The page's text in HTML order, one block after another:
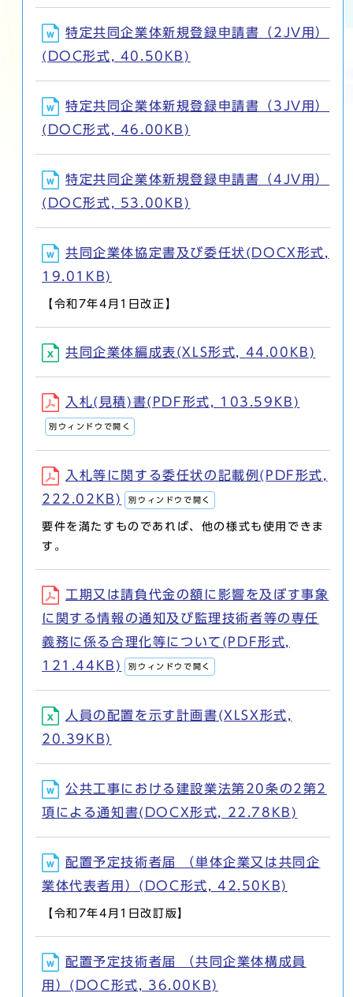
特定共同企業体新規登録申請書（2JV用）
(DOC形式, 40.50KB)
特定共同企業体新規登録申請書（3JV用）
(DOC形式, 46.00KB)
特定共同企業体新規登録申請書（4JV用）
(DOC形式, 53.00KB)
共同企業体協定書及び委任状(DOCX形式,
19.01KB)
【令和7年4月1日改正】
共同企業体編成表(XLS形式, 44.00KB)
入札(見積)書(PDF形式, 103.59KB)
別ウィンドウで開く
入札等に関する委任状の記載例(PDF形式,
222.02KB)
別ウィンドウで開く
要件を満たすものであれば、他の様式も使用できま
す。
工期又は請負代金の額に影響を及ぼす事象
に関する情報の通知及び監理技術者等の専任
義務に係る合理化等について(PDF形式,
121.44KB)
別ウィンドウで開く
人員の配置を示す計画書(XLSX形式,
20.39KB)
公共工事における建設業法第20条の2第2
項による通知書(DOCX形式, 22.78KB)
配置予定技術者届 （単体企業又は共同企
業体代表者用）(DOC形式, 42.50KB)
【令和7年4月1日改訂版】
配置予定技術者届 （共同企業体構成員
用）(DOC形式, 36.00KB)